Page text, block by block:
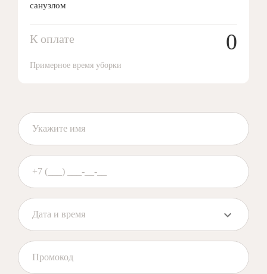
санузлом
К оплате 0
Примерное время уборки